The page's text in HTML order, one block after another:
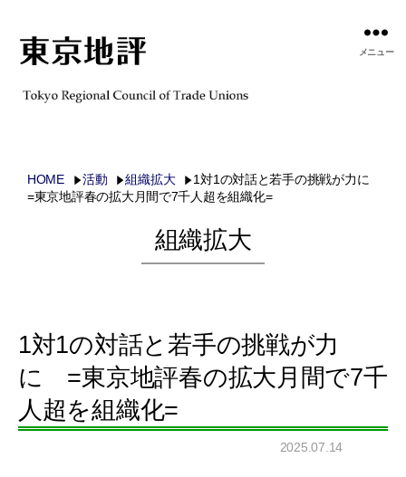
メニュー
HOME 活動 組織拡大
1対1の対話と若手の挑戦が力に
=東京地評春の拡大月間で7千人超を組織化=
組織拡大
1対1の対話と若手の挑戦が力
に =東京地評春の拡大月間で7千
人超を組織化=
2025.07.14